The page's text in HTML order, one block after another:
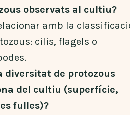
observats al cultiu?
amb la
cilis, flagels o
diversitat de protozous
del cultiu (superfície,
fulles)?